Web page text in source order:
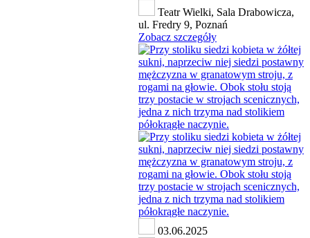
Teatr Wielki, Sala Drabowicza,
ul. Fredry 9, Poznań
Zobacz szczegóły
03.06.2025